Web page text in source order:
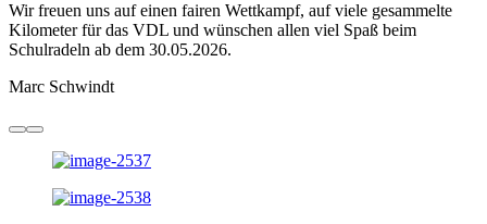
Wir freuen uns auf einen fairen Wettkampf, auf viele gesammelte
Kilometer für das VDL und wünschen allen viel Spaß beim
Schulradeln ab dem 30.05.2026.
Marc Schwindt